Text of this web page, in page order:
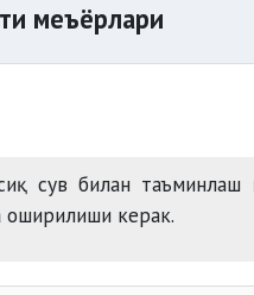
меъёрлари
сув билан таъминлаш
оширилиши керак.